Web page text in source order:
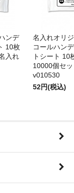
ンデ
10枚
入れ
名入れオリ
コールハン
トシート 10
10000個セ
v010530
52円(税込)